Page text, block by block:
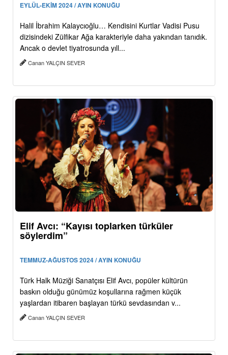
EYLÜL-EKİM 2024 / AYIN KONUĞU
Halil İbrahim Kalaycıoğlu… Kendisini Kurtlar Vadisi Pusu
dizisindeki Zülfikar Ağa karakteriyle daha yakından tanıdık.
Ancak o devlet tiyatrosunda yıll...
Canan YALÇIN SEVER
Elif Avcı: “Kayısı toplarken türküler
söylerdim”
TEMMUZ-AĞUSTOS 2024 / AYIN KONUĞU
Türk Halk Müziği Sanatçısı Elif Avcı, popüler kültürün
baskın olduğu günümüz koşullarına rağmen küçük
yaşlardan itibaren başlayan türkü sevdasından v...
Canan YALÇIN SEVER